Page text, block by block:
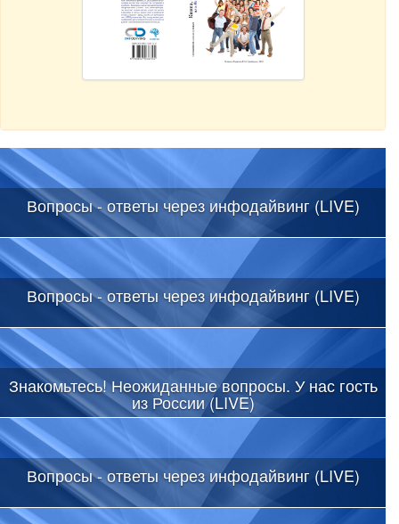
Вопросы - ответы через инфодайвинг (LIVE)
Вопросы - ответы через инфодайвинг (LIVE)
Знакомьтесь! Неожиданные вопросы. У нас гость
из России (LIVE)
Вопросы - ответы через инфодайвинг (LIVE)